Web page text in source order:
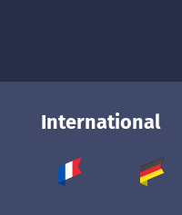
International